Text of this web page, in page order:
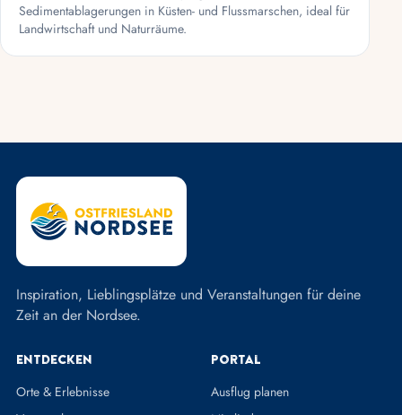
Sedimentablagerungen in Küsten- und Flussmarschen, ideal für
Landwirtschaft und Naturräume.
Inspiration, Lieblingsplätze und Veranstaltungen für deine
Zeit an der Nordsee.
Entdecken
Orte & Erlebnisse
Portal
Ausflug planen